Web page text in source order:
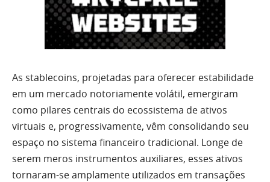
As stablecoins, projetadas para oferecer estabilidade
em um mercado notoriamente volátil, emergiram
como pilares centrais do ecossistema de ativos
virtuais e, progressivamente, vêm consolidando seu
espaço no sistema financeiro tradicional. Longe de
serem meros instrumentos auxiliares, esses ativos
tornaram-se amplamente utilizados em transações